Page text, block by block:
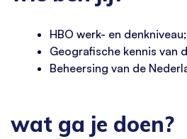
HBO werk- en denkniveau;
Geografische kennis van
Beheersing van de
wat ga je doen?